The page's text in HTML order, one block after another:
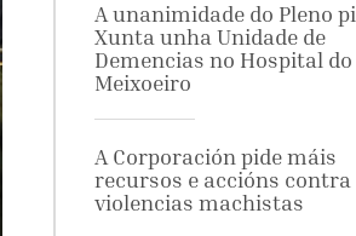
A unanimidade do Pleno
Xunta unha Unidade de
Demencias no Hospital do
Meixoeiro
A Corporación pide máis
recursos e accións contra
violencias machistas